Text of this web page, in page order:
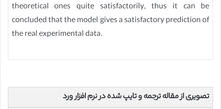
theoretical ones quite satisfactorily, thus it can be
concluded that the model gives a satisfactory prediction of
the real experimental data.
تصویری از مقاله ترجمه و تایپ شده در نرم افزار ورد